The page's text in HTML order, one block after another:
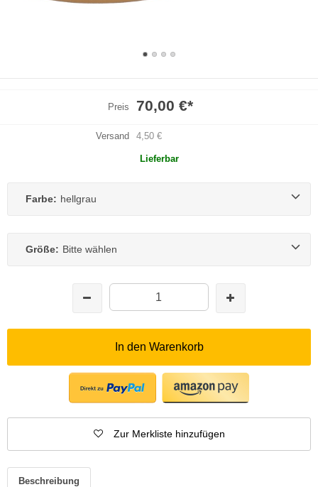
Preis 70,00 €*
Versand 4,50 €
Lieferbar
Farbe: hellgrau
Größe: Bitte wählen
In den Warenkorb
Zur Merkliste hinzufügen
Beschreibung